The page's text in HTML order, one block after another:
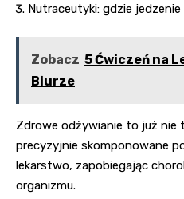
Nutraceutyki: gdzie
Zobacz 5 Ćwiczeń na
Biurze
Zdrowe odżywianie to już nie
precyzyjnie skomponowane
lekarstwo, zapobiegając
organizmu.